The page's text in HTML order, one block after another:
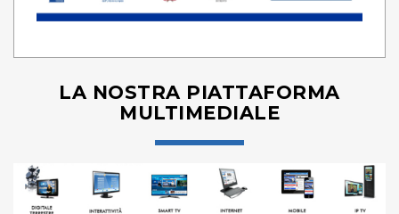
LA NOSTRA PIATTAFORMA
MULTIMEDIALE